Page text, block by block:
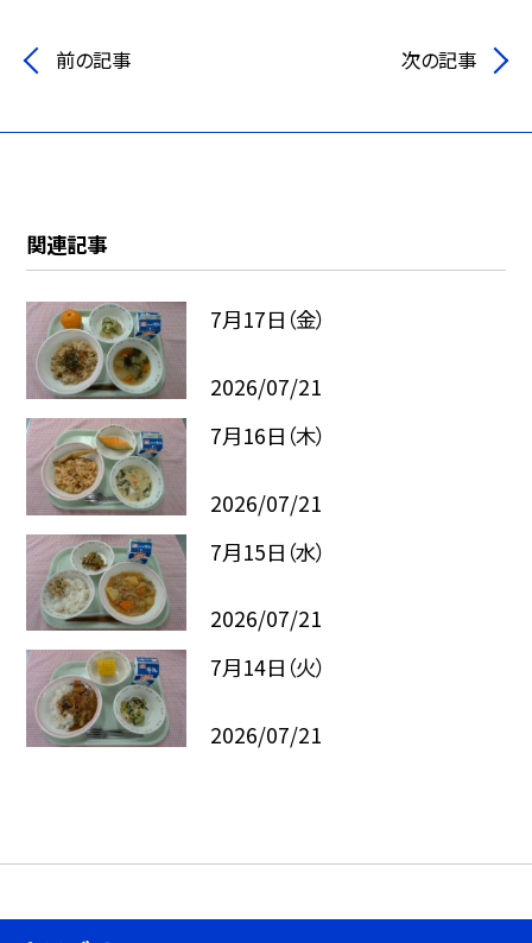
前の記事 次の記事
関連記事
7月17日（金）
2026/07/21
7月16日（木）
2026/07/21
7月15日（水）
2026/07/21
7月14日（火）
2026/07/21